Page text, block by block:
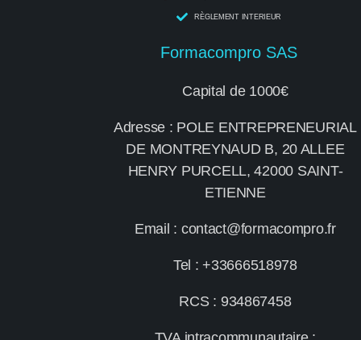
RÈGLEMENT INTERIEUR
Formacompro SAS
Capital de 1000€
Adresse : POLE ENTREPRENEURIAL
DE MONTREYNAUD B, 20 ALLEE
HENRY PURCELL, 42000 SAINT-
ETIENNE
Email : contact@formacompro.fr
Tel : +33666518978
RCS : 934867458